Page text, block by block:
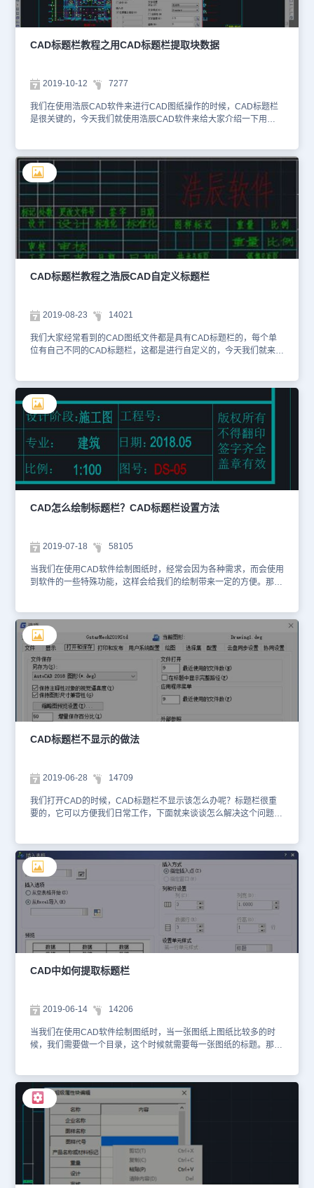
软件试试吧。更多CAD教程技巧，可关注浩辰CAD官网进行查看。
CAD标题栏教程之用CAD标题栏提取块数据
2019-10-12 7277
我们在使用浩辰CAD软件来进行CAD图纸操作的时候，CAD标题栏
是很关键的，今天我们就使用浩辰CAD软件来给大家介绍一下用
辑”对话框，点击“提取块数据”按键； 4.选择工程图中相应的标题栏属
性块，其数据自动填充值标题栏，点击“确定”； 5. 对应的内容显示在
工程图上。 CAD属性块说明 简单的说，属性块就是在图块上附加一
些文字属性（Attribute），这些文字可以非常方便地修改。属性块被
广泛应用在工程设计和机械设计中，在工程设计中会用属性块来设计
轴号、门窗、水暖电设备等，在机械设计中会应用与粗糙度符号定
制、图框标题栏、明细表等。例如建筑图中的轴号就是同一个图块，
但属性值可以分别是1、2、3等，如下图所示。 浩辰CAD创建属性块
利用属性块我们可以将类似的图形定义成一个图块，通过改变属性来
调整图块的显示。 属性块的创建很简单，只是在创建普通块的基础
上添加上需要的属性文字。基本操作步骤如下： 1、绘制好图块内包
——定义属性，然后会弹出下图所示对话框： 这个对话框最主要参
数是：标记、提示和默认值。标记就是一个标签，比如说这个属性用
来表示是高度，你可以输入height；提示是插入此图块时出现的提
示，比如说你可以写：请输入高度；默认就是此属性的默认值。 定
般情况下可以不管。 在之前的浩辰CAD教程中我们介绍了CAD标题
栏提取表数据，今天我们又学习了一下用CAD标题栏提取块数据，希
望能帮助到大家。
CAD标题栏教程之浩辰CAD自定义标题栏
2019-08-23 14021
我们大家经常看到的CAD图纸文件都是具有CAD标题栏的，每个单
位有自己不同的CAD标题栏，这都是进行自定义的，今天我们就来交
自定义标题栏步骤 1、首先绘制好企业所需要的标题栏。可以在里面
定义属性文字，以及添加企业的LOGO等。 2、点开我们浩辰机械-系
统维护工具-自定义标题栏 根据提示一次输入自定义标题栏的名称-选
择基点（选取右下角点）-选取对象（框选整个标题栏后确定）这样
自定义标题栏就快速的完成了。 3、下面就可以在图纸设置里面直接
调用我们自定义的标题栏了。 在CAD图纸上我们可以看到，很多企
业都有自己特有的CAD标题栏，以上内容就是我们今天介绍的如何使
用浩辰机械CAD软件来快速自定义标题栏。
CAD怎么绘制标题栏？CAD标题栏设置方法
2019-07-18 58105
当我们在使用CAD软件绘制图纸时，经常会因为各种需求，而会使用
到软件的一些特殊功能，这样会给我们的绘制带来一定的方便。那在
选择一张完整的图纸。图纸中的信息分为两类，一是固定的不变的文
字，在浩辰CAD机械版中通过直接mtext文字命令实现；二是需要手
动填写的文字，可通过att命令将其定义为属性块来实现。打开需要自
定义的标题栏样式，把需要自动显示的内容（如公司名称）用文字做
好之后，进行属性块的制作。在命令栏输入：att，将弹出的【定义属
性】对话框中的标记和提示都改为：图样名称。文字样式及对齐方式
的设置如下图所示，完成设置后选择“定义并退出”，然后指定到标题
栏中图样名称的位置上。注意在返回绘图环境后，提示“文字基线”时
需点在“图样名称”的框内，点取两点（打开正交模式，使点取直线在
同一水平线上）。这两点的直接长度即是标注内容的有效区域。其中
定义属性块的时候，类型一样的可以直接通过复制获得。将所有需要
开浩辰CAD机械版的Ribbon界面，在“管理自定义”中拾取“自定义标
题栏”按钮，对新建的标题栏进行命名。然后输入基点，选择标题栏
的最右下角点即可。图纸的标题栏通常是附着在图框的右下角的。再
选择实体，框选整个标题栏：此时，弹出属性块定义的对话框，“显
代码，对于软件自动读取不了的，设计师可以对其进行自定义，如
“物料编号”的内部名称为“WLBH”。修改完毕后点击确定，软件弹出
定义成功的提示。此时，已经定义好的标题栏图纸出现在标题栏的文
件夹里。步骤三：接下来进行配置文件的设置，依次点击开始——所
有程序——gstarsoft——浩辰CAD机械版——维护工具集，在弹出的
文件夹里双击第一个exe文件。以记事本方式打开文件夹中的
TitleStyles.xml，复制任一行表示标题栏信息的文字，将标题栏名称
全部改后保存文本。重新打开浩辰CAD机械版【图幅设置】，按企业
浩辰CAD软件中，当我们需要在CAD软件中建立标题栏时，具体的
CAD标题栏不显示的做法
2019-06-28 14709
我们打开CAD的时候，CAD标题栏不显示该怎么办呢？标题栏很重
要的，它可以方便我们日常工作，下面就来谈谈怎么解决这个问题
【文件打开】模式中的【在标题中显示完整路径】，并且勾选。应
用，保存，亦可以看到我们的文件出现完整的路径以上就是关于CAD
标题栏不显示的解决方法啦，希望给大家学习CAD的时候带来一些帮
助。
CAD中如何提取标题栏
2019-06-14 14206
当我们在使用CAD软件绘制图纸时，当一张图纸上图纸比较多的时
候，我们需要做一个目录，这个时候就需要每一张图纸的标题。那
命令行输入：GMTITLEEDIT3.显示“属性高级编辑”对话框，点击“提
取表数据”按键；4.选择工程图中提取表格的指定位置，显示“不规则
表格数据提取”对话框，数据内容显示在“提取字段区域的对角点”中，
点击“确定”；5.对应的内容显示在工程图上。【补充：CAD中插入表
格的方法】CAD广泛应用于建筑，机械，电子等领域。在制作cad图
的时候往往需要在图的旁边制作一个表格明细，快速的方法就是直接
把EXCEL表格直接复制CAD图里面，这样非常的省事。1.首先打开
EXCEL软件，打开软件之后，选中需要的表格，把表格圈起来直接
复制下来，可以用快捷键Ctrl+c直接复制。2.把EXCEL里面的表格复